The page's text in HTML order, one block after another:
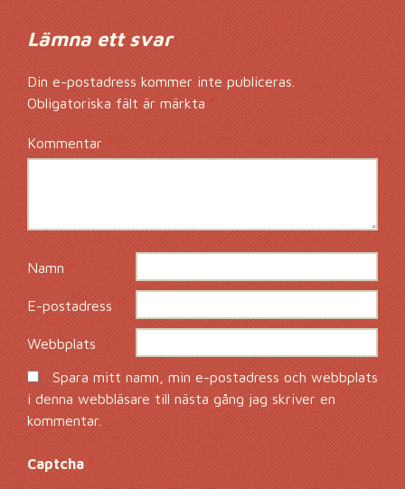
Lämna ett svar
Din e-postadress kommer inte publiceras.
Obligatoriska fält är märkta*
Kommentar*
Namn*
E-postadress*
Webbplats
Spara mitt namn, min e-postadress och webbplats
i denna webbläsare till nästa gång jag skriver en
kommentar.
Captcha*